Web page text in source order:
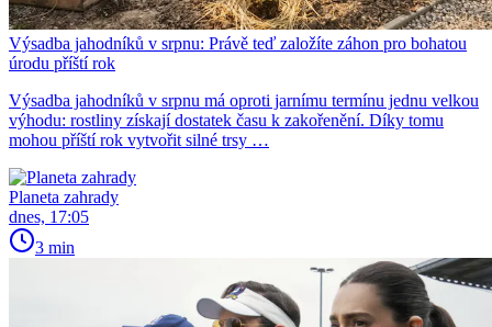
Výsadba jahodníků v srpnu: Právě teď založíte záhon pro bohatou
úrodu příští rok
Výsadba jahodníků v srpnu má oproti jarnímu termínu jednu velkou
výhodu: rostliny získají dostatek času k zakořenění. Díky tomu
mohou příští rok vytvořit silné trsy …
Planeta zahrady
dnes, 17:05
3 min